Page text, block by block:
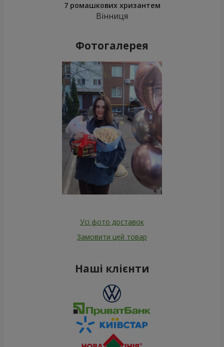
7 ромашкових хризантем
Вінниця
Фотогалерея
Усі фото доставок
Замовити цей товар
Наші клієнти